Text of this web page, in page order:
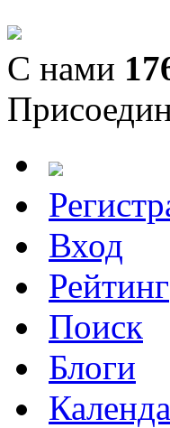
С нами
Вход
Рейтинг
Поиск
Блоги